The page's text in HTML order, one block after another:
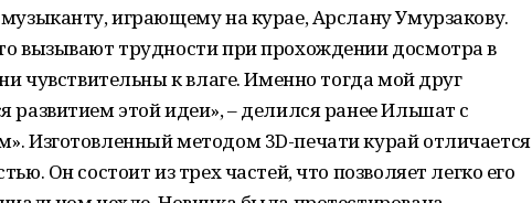
играющему на курае, Арслану Умурзакову.
вызывают трудности при прохождении досмотра в
чувствительны к влаге. Именно тогда мой друг
развитием этой идеи», – делился ранее Ильшат с
Изготовленный методом 3D-печати курай отличается
Он состоит из трех частей, что позволяет легко его